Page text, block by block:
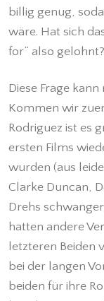
billig genug,
wäre. Hat sich
for“ also gelohnt?
Diese Frage
Kommen wir
Rodriguez ist es
ersten Films
wurden (aus
Clarke Duncan,
Drehs
hatten andere
letzteren Beiden
bei der langen
beiden für ihre